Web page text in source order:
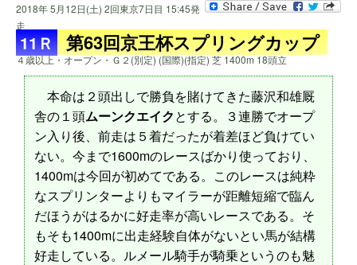
2018年 5月12日(土) 2回東京7日目 15:45発
走
11Ｒ 第63回京王杯スプリングカップ
４歳以上・オープン・Ｇ２(別定) (国際)(指定) 芝 1400m 18頭立
本命は２頭出しで勝負を賭けてきた藤沢和雄厩
舎の１頭ムーンクエイクとする。３連勝でオープ
ン入り後、前走は５着だったが着差ほど負けてい
ない。今まで1600mのレースばかり使っており、
1400mは今回が初めてである。このレースは純粋
なスプリンターよりもマイラーが距離短縮で臨ん
だほうがはるかに好走率が高いレースである。そ
もそも1400mに出走経験自体がないとい馬が結構
好走している。ルメール騎手が騎乗というのも魅